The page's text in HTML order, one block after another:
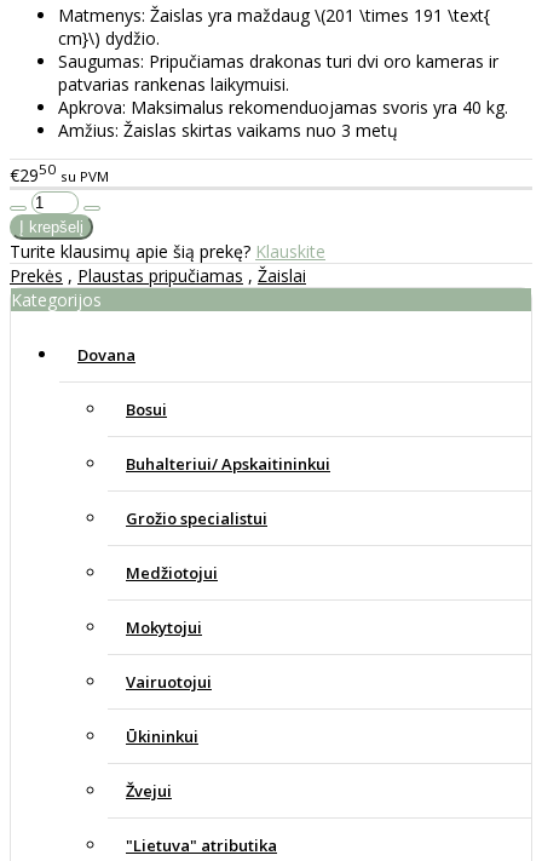
Matmenys: Žaislas yra maždaug \(201 \times 191 \text{
cm}\) dydžio.
Saugumas: Pripučiamas drakonas turi dvi oro kameras ir
patvarias rankenas laikymuisi.
Apkrova: Maksimalus rekomenduojamas svoris yra 40 kg.
Amžius: Žaislas skirtas vaikams nuo 3 metų
€2950 su PVM
Turite klausimų apie šią prekę? Klauskite
Prekės , Plaustas pripučiamas , Žaislai
Kategorijos
Dovana
Bosui
Buhalteriui/ Apskaitininkui
Grožio specialistui
Medžiotojui
Mokytojui
Vairuotojui
Ūkininkui
Žvejui
"Lietuva" atributika